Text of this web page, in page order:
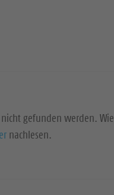
gefunden werden.
nachlesen.